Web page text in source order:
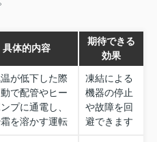
具体的内容
期待できる
効果
が低下した際
で配管やヒー
ンプに通電し、
を溶かす運転
凍結による
機器の停止
や故障を回
避できます